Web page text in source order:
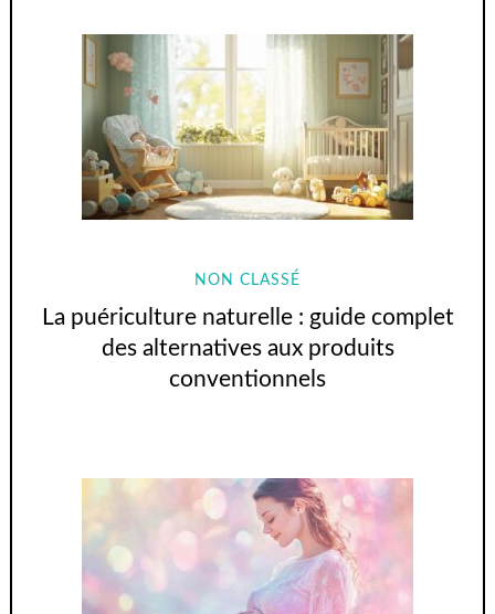
NON CLASSÉ
La puériculture naturelle : guide complet
des alternatives aux produits
conventionnels